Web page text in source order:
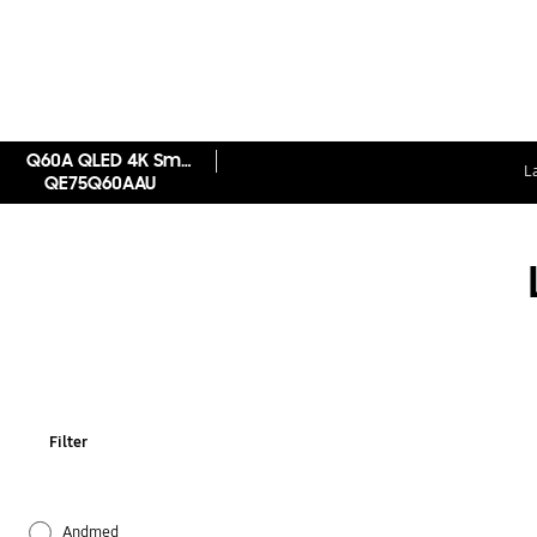
Q60A QLED 4K Smart TV (2021)
QE75Q60AAU
Filter
Andmed